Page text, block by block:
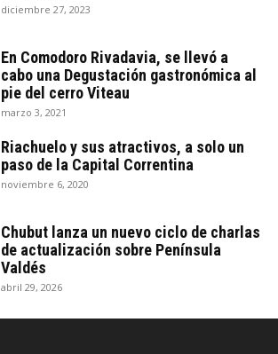
diciembre 27, 2023
En Comodoro Rivadavia, se llevó a
cabo una Degustación gastronómica al
pie del cerro Viteau
marzo 3, 2021
Riachuelo y sus atractivos, a solo un
paso de la Capital Correntina
noviembre 6, 2020
Chubut lanza un nuevo ciclo de charlas
de actualización sobre Península
Valdés
abril 29, 2026